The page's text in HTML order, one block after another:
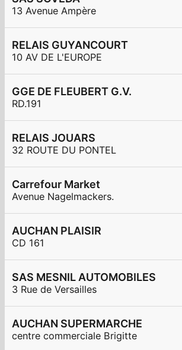
13 Avenue Ampère
RELAIS GUYANCOURT
10 AV DE L'EUROPE
GGE DE FLEUBERT G.V.
RD.191
RELAIS JOUARS
32 ROUTE DU PONTEL
Carrefour Market
Avenue Nagelmackers.
AUCHAN PLAISIR
CD 161
SAS MESNIL AUTOMOBILES
3 Rue de Versailles
AUCHAN SUPERMARCHE
centre commerciale Brigitte